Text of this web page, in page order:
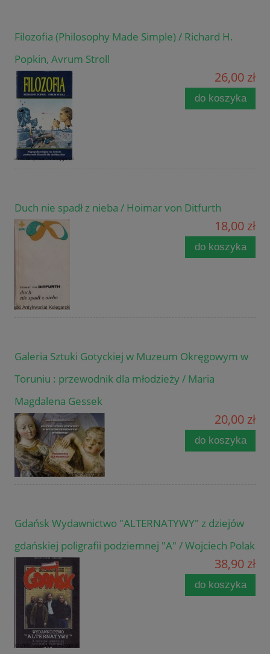
Filozofia (Philosophy Made Simple) / Richard H.
Popkin, Avrum Stroll
26,00 zł
do koszyka
Duch nie spadł z nieba / Hoimar von Ditfurth
18,00 zł
do koszyka
Galeria Sztuki Gotyckiej w Muzeum Okręgowym w
Toruniu : przewodnik dla młodzieży / Maria
Magdalena Gessek
20,00 zł
do koszyka
Gdańsk Wydawnictwo "ALTERNATYWY" z dziejów
gdańskiej poligrafii podziemnej "A" / Wojciech Polak
38,90 zł
do koszyka